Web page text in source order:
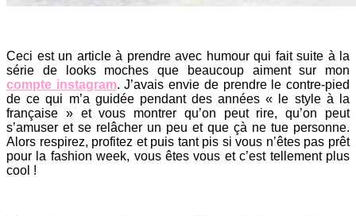
Ceci est un article à prendre avec humour qui fait suite à la
série de looks moches que beaucoup aiment sur mon
compte instagram. J’avais envie de prendre le contre-pied
de ce qui m’a guidée pendant des années « le style à la
française » et vous montrer qu’on peut rire, qu’on peut
s’amuser et se relâcher un peu et que çà ne tue personne.
Alors respirez, profitez et puis tant pis si vous n’êtes pas prêt
pour la fashion week, vous êtes vous et c’est tellement plus
cool !